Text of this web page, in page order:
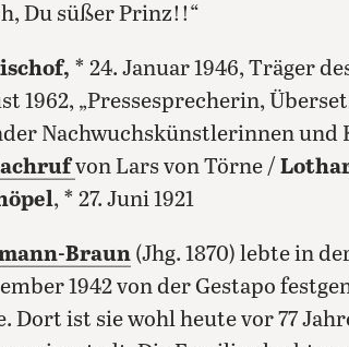
Du süßer Prinz!!“
* 24. Januar 1946, Träger
1962, „Pressesprecherin,
Nachwuchskünstlerinnen
von Lars von Törne /
, * 27. Juni 1921
Braun (Jhg. 1870) lebte in
1942 von der Gestapo
ist sie wohl heute vor 77